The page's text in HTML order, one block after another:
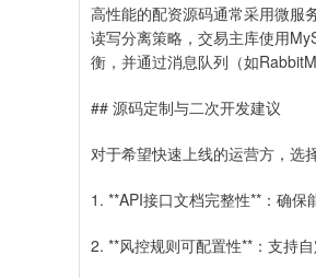
高性能的配资源码通常采用微服
读写分离策略，交易主库使用
衡，并通过消息队列（如
## 源码定制与二次开发建议
对于希望快速上线的运营方，选
1. **API接口文档完整性**：确保
2. **风控规则可配置性**：支持